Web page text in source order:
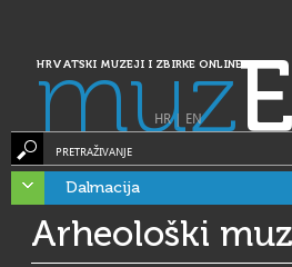
HRVATSKI MUZEJI I ZBIRKE ONLINE
muz
HR| EN
PRETRAŽIVANJE
Dalmacija
Arheološki